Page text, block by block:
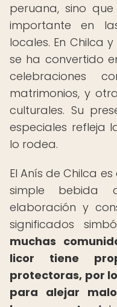
peruana, sino
importante en
locales. En Chilca
se ha convertido
celebraciones
matrimonios, y
culturales. Su
especiales refleja
lo rodea.
El Anís de Chilca
simple bebida
elaboración y
significados
muchas
licor tiene
protectoras, por
para alejar